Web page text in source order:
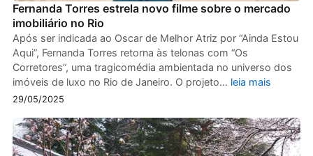
Fernanda Torres estrela novo filme sobre o mercado
imobiliário no Rio
Após ser indicada ao Oscar de Melhor Atriz por “Ainda Estou
Aqui”, Fernanda Torres retorna às telonas com “Os
Corretores”, uma tragicomédia ambientada no universo dos
imóveis de luxo no Rio de Janeiro. O projeto… leia mais
29/05/2025